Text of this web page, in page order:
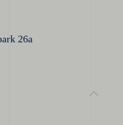
26a